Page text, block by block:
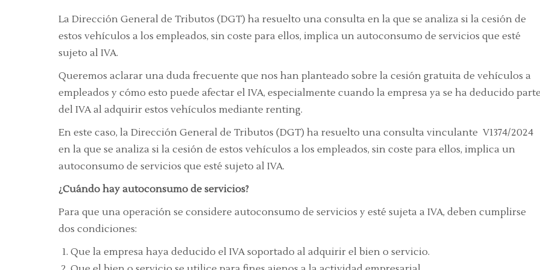
La Dirección General de Tributos (DGT) ha resuelto una consulta en la que se analiza si la cesión de
estos vehículos a los empleados, sin coste para ellos, implica un autoconsumo de servicios que esté
sujeto al IVA.
Queremos aclarar una duda frecuente que nos han planteado sobre la cesión gratuita de vehículos a
empleados y cómo esto puede afectar el IVA, especialmente cuando la empresa ya se ha deducido parte
del IVA al adquirir estos vehículos mediante renting.
En este caso, la Dirección General de Tributos (DGT) ha resuelto una consulta vinculante V1374/2024
en la que se analiza si la cesión de estos vehículos a los empleados, sin coste para ellos, implica un
autoconsumo de servicios que esté sujeto al IVA.
¿Cuándo hay autoconsumo de servicios?
Para que una operación se considere autoconsumo de servicios y esté sujeta a IVA, deben cumplirse
dos condiciones:
Que la empresa haya deducido el IVA soportado al adquirir el bien o servicio.